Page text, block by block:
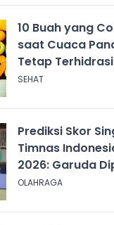
10 Buah yang
saat Cuaca
Tetap Terhidrasi
SEHAT
Prediksi Skor
Timnas
2026: Garuda
Tipis
OLAHRAGA